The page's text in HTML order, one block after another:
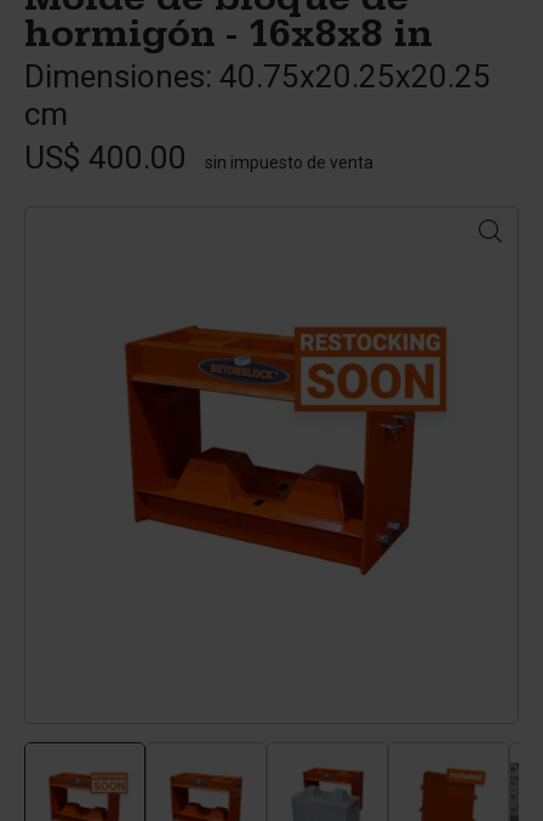
hormigón - 16x8x8 in
Dimensiones: 40.75x20.25x20.25
cm
US$ 400.00
sin impuesto de venta